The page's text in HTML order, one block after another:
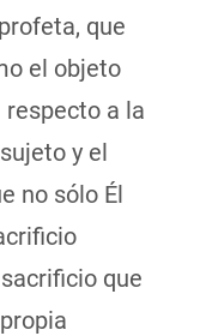
que
el objeto
a la
y el
no sólo Él
que